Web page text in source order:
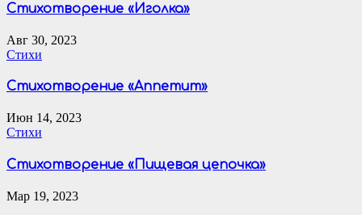
Стихотворение «Иголка»
Авг 30, 2023
Стихи
Стихотворение «Аппетит»
Июн 14, 2023
Стихи
Стихотворение «Пищевая цепочка»
Мар 19, 2023